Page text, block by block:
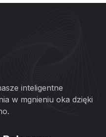
inteligentne
w mgnieniu oka dzięki